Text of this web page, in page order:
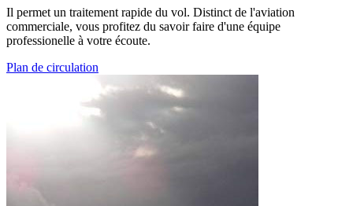
Il permet un traitement rapide du vol. Distinct de l'aviation
commerciale, vous profitez du savoir faire d'une équipe
professionelle à votre écoute.
Plan de circulation